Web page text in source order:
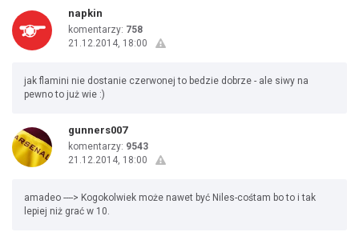
napkin
komentarzy: 758
21.12.2014, 18:00
jak flamini nie dostanie czerwonej to bedzie dobrze - ale siwy na
pewno to już wie :)
gunners007
komentarzy: 9543
21.12.2014, 18:00
amadeo ----> Kogokolwiek może nawet być Niles-cośtam bo to i tak
lepiej niż grać w 10.